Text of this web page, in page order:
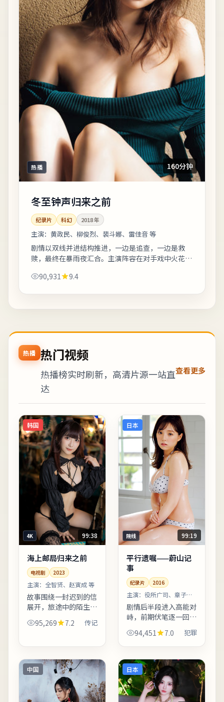
热播 160分钟
冬至钟声归来之前
纪录片 科幻 2018年
主演： 黄政民、柳俊烈、裴斗娜、雷佳音 等
剧情以双线并进结构推进，一边是追查，一边是救
赎，最终在暴雨夜汇合。主演阵容在对手戏中火花充
现的地标多为实景拍摄，旅行爱好者可按图索...
90,931 9.4
热播 热门视频
热播榜实时刷新，高清片源一站直
达
查看更多
韩国
4K 99:38
海上邮局归来之前
电视剧 2023
主演： 全智贤、赵寅成 等
故事围绕一封迟到的信
展开，旅途中的陌生人
逐一走入主线。案件线
索散布在日常物件里：
看，这是一部类型元素
清晰...
95,269 7.2 传记
日本
院线 99:19
平行遗嘱——蔚山记
事
纪录片 2016
主演： 役所广司、章子怡
等
剧情后半段进入高能对
峙，前期伏笔逐一回
收，观感紧凑。片中插
入少量纪录片式访谈段
感。友情提示：部分镜
头闪烁较快，光敏人群
请酌情...
94,451 7.0 犯罪
中国 日本